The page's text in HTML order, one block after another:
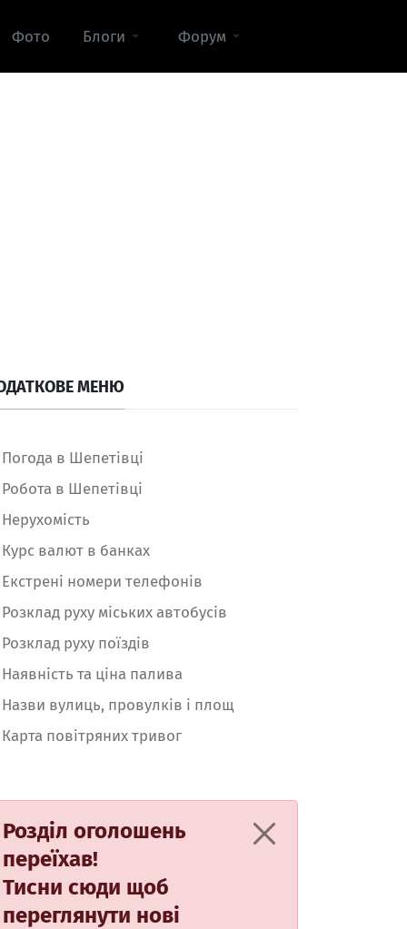
Фото Блоги Форум
МЕНЮ
Погода в Шепетівці
Робота в Шепетівці
Нерухомість
Курс валют в банках
Екстрені номери телефонів
Розклад руху міських автобусів
Розклад руху поїздів
Наявність та ціна палива
Назви вулиць, провулків і площ
Карта повітряних тривог
Розділ оголошень
переїхав!
Тисни сюди щоб
переглянути нові